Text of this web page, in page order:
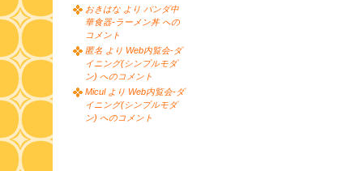
おきはな より パンダ中
華食器-ラーメン丼 への
コメント
匿名 より Web内覧会-ダ
イニング(シンプルモダ
ン) へのコメント
Micul より Web内覧会-ダ
イニング(シンプルモダ
ン) へのコメント